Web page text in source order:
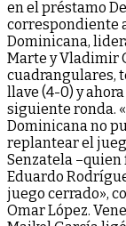
en el préstamo
correspondiente
Dominicana,
Marte y Vladimir
cuadrangulares,
llave (4-0) y
siguiente ronda.
Dominicana no
replantear el
Senzatela
Eduardo
juego cerrado»,
Omar López.